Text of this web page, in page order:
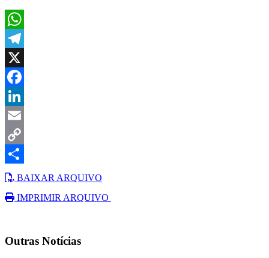
WhatsApp
Telegram
X
Facebook
LinkedIn
Email
Copy
Link
ShareBAIXAR ARQUIVO
IMPRIMIR ARQUIVO
Outras Notícias